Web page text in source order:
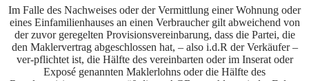
Im Falle des Nachweises oder der Vermittlung einer Wohnung oder
eines Einfamilienhauses an einen Verbraucher gilt abweichend von
der zuvor geregelten Provisionsvereinbarung, dass die Partei, die
den Maklervertrag abgeschlossen hat, – also i.d.R der Verkäufer –
ver-pflichtet ist, die Hälfte des vereinbarten oder im Inserat oder
Exposé genannten Maklerlohns oder die Hälfte des